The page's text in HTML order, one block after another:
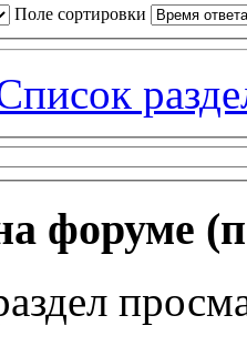
Поле сортировки
форуме